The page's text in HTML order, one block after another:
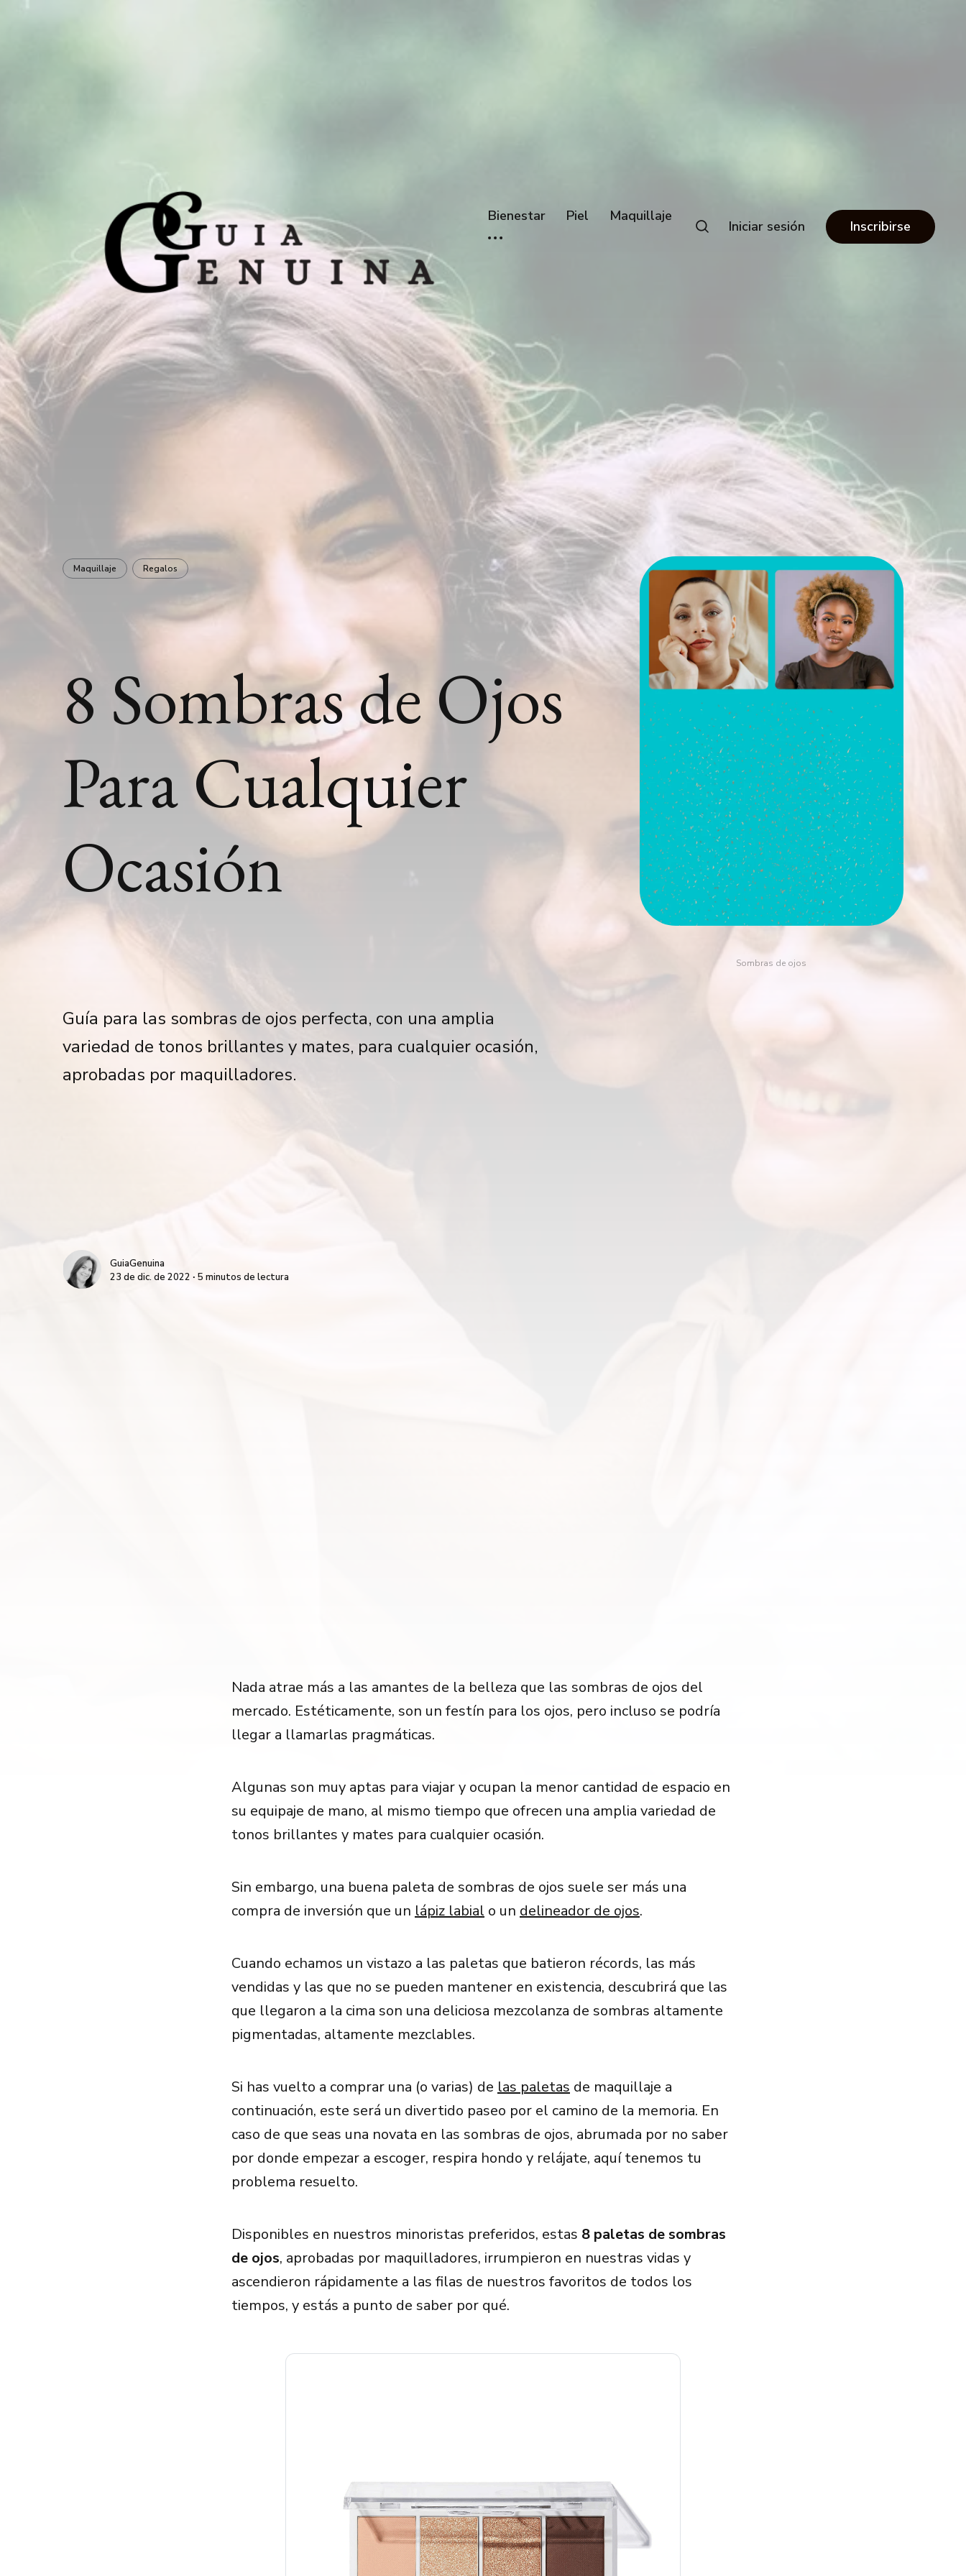
Bienestar Piel Maquillaje
Iniciar sesión Inscribirse
Maquillaje Regalos
8 Sombras de Ojos
Para Cualquier
Ocasión
Guía para las sombras de ojos perfecta, con una amplia
variedad de tonos brillantes y mates, para cualquier ocasión,
aprobadas por maquilladores.
GuiaGenuina
23 de dic. de 2022 ∙ 5 minutos de lectura
Sombras de ojos
Nada atrae más a las amantes de la belleza que las sombras de ojos del
mercado. Estéticamente, son un festín para los ojos, pero incluso se podría
llegar a llamarlas pragmáticas.
Algunas son muy aptas para viajar y ocupan la menor cantidad de espacio en
su equipaje de mano, al mismo tiempo que ofrecen una amplia variedad de
tonos brillantes y mates para cualquier ocasión.
Sin embargo, una buena paleta de sombras de ojos suele ser más una
compra de inversión que un lápiz labial o un delineador de ojos.
Cuando echamos un vistazo a las paletas que batieron récords, las más
vendidas y las que no se pueden mantener en existencia, descubrirá que las
que llegaron a la cima son una deliciosa mezcolanza de sombras altamente
pigmentadas, altamente mezclables.
Si has vuelto a comprar una (o varias) de las paletas de maquillaje a
continuación, este será un divertido paseo por el camino de la memoria. En
caso de que seas una novata en las sombras de ojos, abrumada por no saber
por donde empezar a escoger, respira hondo y relájate, aquí tenemos tu
problema resuelto.
Disponibles en nuestros minoristas preferidos, estas 8 paletas de sombras
de ojos, aprobadas por maquilladores, irrumpieron en nuestras vidas y
ascendieron rápidamente a las filas de nuestros favoritos de todos los
tiempos, y estás a punto de saber por qué.